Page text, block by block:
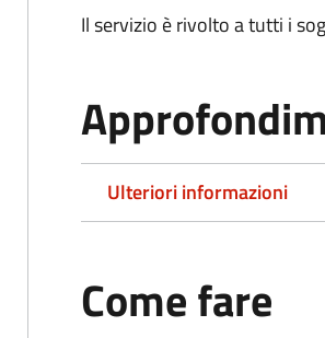
Il servizio è rivolto a tutti i
Ulteriori informazioni
Come fare